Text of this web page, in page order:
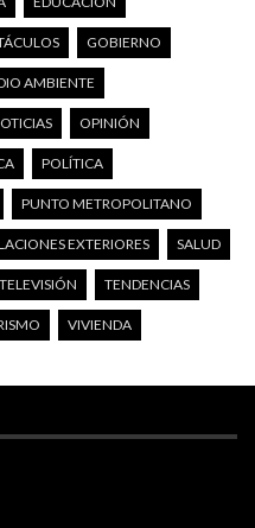
GOBIERNO
AMBIENTE
OPINIÓN
POLÍTICA
PUNTO METROPOLITANO
EXTERIORES SALUD
TELEVISIÓN TENDENCIAS
VIVIENDA